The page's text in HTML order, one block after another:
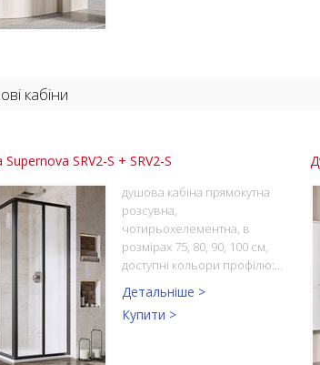
кабіни
SRV2-S + SRV2-S
душова кабіна прямокутна
розсувна,
чотирьохелементна, в
розмірах 75, 80, 90, 100 см,
доступні кольори профілю:…
Детальніше >
Купити >